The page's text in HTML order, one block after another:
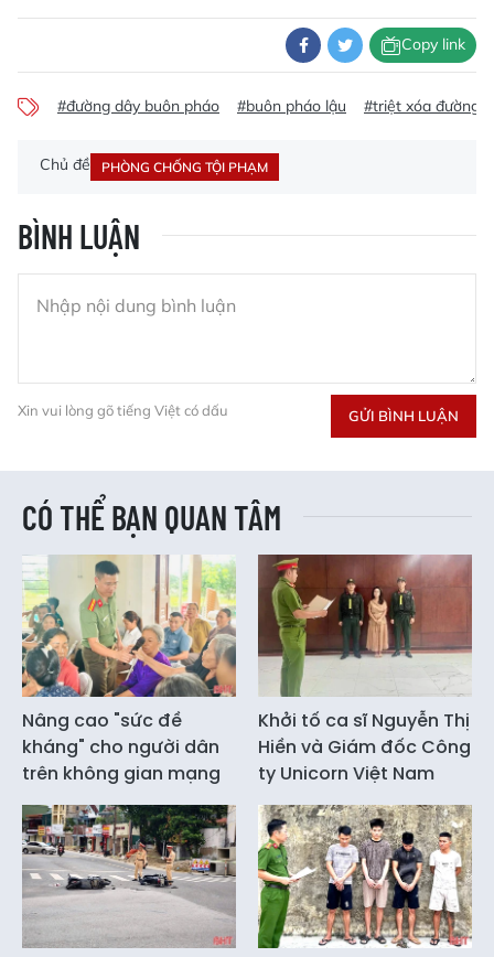
Copy link
#đường dây buôn pháo #buôn pháo lậu #triệt xóa đường
Chủ đề PHÒNG CHỐNG TỘI PHẠM
BÌNH LUẬN
Xin vui lòng gõ tiếng Việt có dấu GỬI BÌNH LUẬN
CÓ THỂ BẠN QUAN TÂM
Nâng cao "sức đề
kháng" cho người dân
trên không gian mạng
Khởi tố ca sĩ Nguyễn Thị
Hiền và Giám đốc Công
ty Unicorn Việt Nam